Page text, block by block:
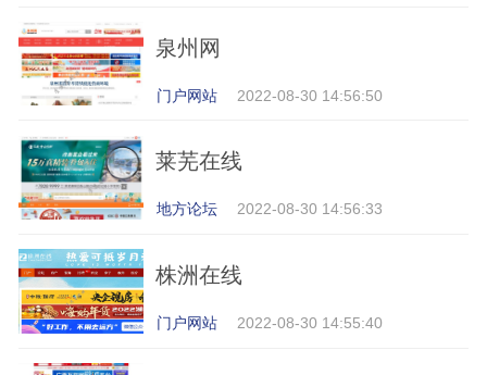
泉州网
门户网站 2022-08-30 14:56:50
莱芜在线
地方论坛 2022-08-30 14:56:33
株洲在线
门户网站 2022-08-30 14:55:40